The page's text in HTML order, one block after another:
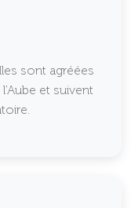
sont agréées
et suivent